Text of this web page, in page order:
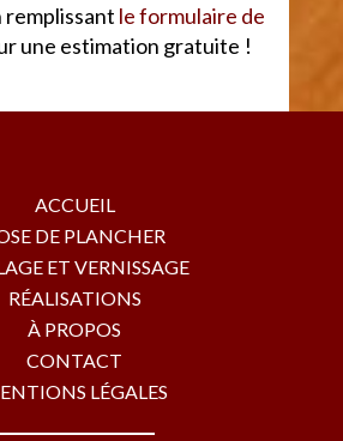
remplissant le formulaire de
une estimation gratuite !
ACCUEIL
DE PLANCHER
ET VERNISSAGE
RÉALISATIONS
À PROPOS
CONTACT
LÉGALES